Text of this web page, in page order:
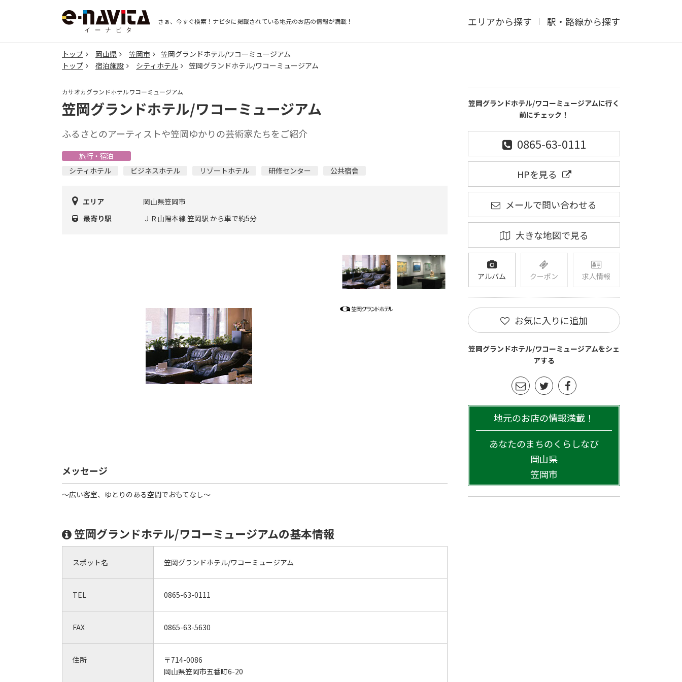
さぁ、今すぐ検索！ ナビタに掲載されている地元のお店の情報が満載！ エリアから探す 駅・路線から探す
トップ 岡山県 笠岡市
笠岡グランドホテル/ワコーミュージアム
トップ
宿泊施設 シティホテル 笠岡グランドホテル/ワコーミュージアム
カサオカグランドホテルワコーミュージアム
笠岡グランドホテル/ワコーミュージアム
ふるさとのアーティストや笠岡ゆかりの芸術家たちをご紹介
旅行・宿泊
シティホテル
ビジネスホテル リゾートホテル 研修センター 公共宿舎
エリア
岡山県笠岡市
最寄り駅
ＪＲ山陽本線 笠岡駅 から車で約5分
メッセージ
～広い客室、ゆとりのある空間でおもてなし～
笠岡グランドホテル/ワコーミュージアムの基本情報
スポット名 笠岡グランドホテル/ワコーミュージアム
TEL 0865-63-0111
FAX 0865-63-5630
住所
〒714-0086
岡山県笠岡市五番町6-20
笠岡グランドホテル/ワコーミュージアムに行く
前にチェック！
0865-63-0111
HPを見る
メールで問い合わせる
大きな地図で見る
アルバム クーポン 求人情報
お気に入りに追加
笠岡グランドホテル/ワコーミュージアムをシェ
アする
地元のお店の情報満載！
あなたのまちのくらしなび
岡山県
笠岡市